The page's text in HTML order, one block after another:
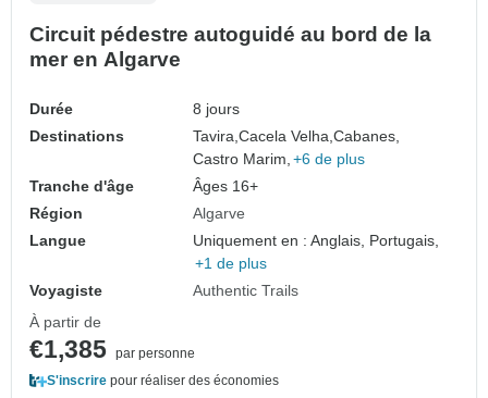
Circuit pédestre autoguidé au bord de la
mer en Algarve
Durée
8 jours
Destinations
Tavira,Cacela Velha,Cabanes,
Castro Marim, +6 de plus
Tranche d'âge
Âges 16+
Région
Algarve
Langue
Uniquement en : Anglais, Portugais,
+1 de plus
Voyagiste
Authentic Trails
À partir de
€1,385 par personne
S'inscrire pour réaliser des économies